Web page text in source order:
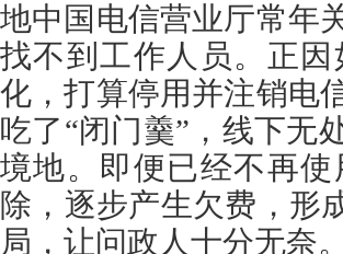
地中国电信营业厅常年
找不到工作人员。正
化，打算停用并注销电
吃了“闭门羹”，线下无
境地。即便已经不再
除，逐步产生欠费，形
局，让问政人十分无奈。